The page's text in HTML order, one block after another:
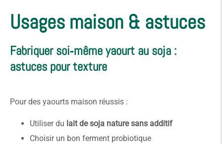
Usages maison & astuces
Fabriquer soi‑même yaourt au soja :
astuces pour texture
Pour des yaourts maison réussis :
Utiliser du lait de soja nature sans additif
Choisir un bon ferment probiotique